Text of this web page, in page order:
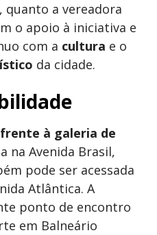
, quanto a vereadora
o apoio à iniciativa e
com a cultura e o
da cidade.
à galeria de
na Avenida Brasil,
pode ser acessada
Atlântica. A
ponto de encontro
em Balneário